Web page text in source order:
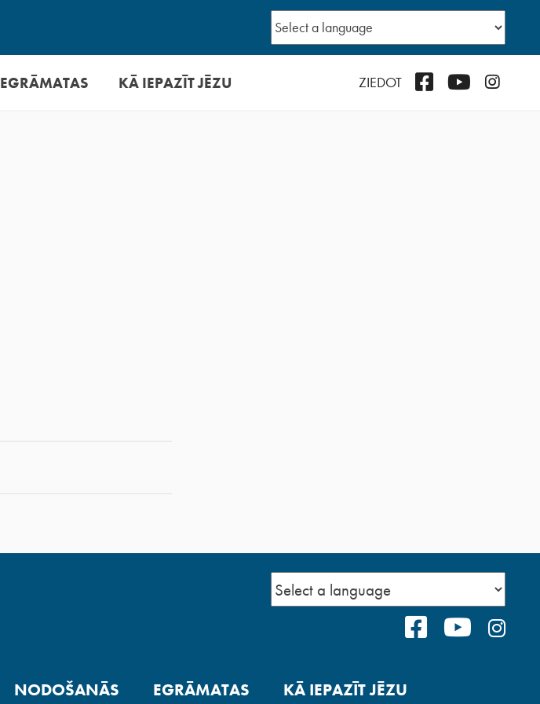
EGRĀMATAS KĀ IEPAZĪT JĒZU ZIEDOT FacebookYouTube
FACEBOOK
NODOŠANĀS EGRĀMATAS KĀ IEPAZĪT JĒZU